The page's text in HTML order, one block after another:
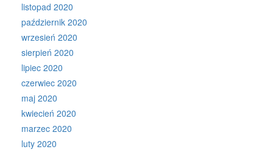
listopad 2020
październik 2020
wrzesień 2020
sierpień 2020
lipiec 2020
czerwiec 2020
maj 2020
kwiecień 2020
marzec 2020
luty 2020